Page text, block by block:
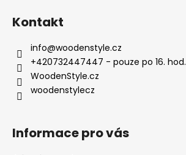
Kontakt
info@woodenstyle.cz
+420732447447 - pouze po 16. hod.
WoodenStyle.cz
woodenstylecz
Informace pro vás